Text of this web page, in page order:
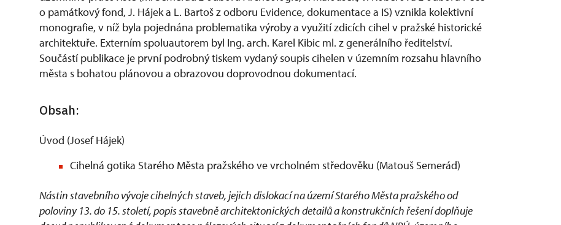
o památkový fond, J. Hájek a L. Bartoš z odboru Evidence, dokumentace a IS) vznikla kolektivní
monografie, v níž byla pojednána problematika výroby a využití zdicích cihel v pražské historické
architektuře. Externím spoluautorem byl Ing. arch. Karel Kibic ml. z generálního ředitelství.
Součástí publikace je první podrobný tiskem vydaný soupis cihelen v územním rozsahu hlavního
města s bohatou plánovou a obrazovou doprovodnou dokumentací.
Obsah:
Úvod (Josef Hájek)
Cihelná gotika Starého Města pražského ve vrcholném středověku (Matouš Semerád)
Nástin stavebního vývoje cihelných staveb, jejich dislokací na území Starého Města pražského od
poloviny 13. do 15. století, popis stavebně architektonických detailů a konstrukčních řešení doplňuje